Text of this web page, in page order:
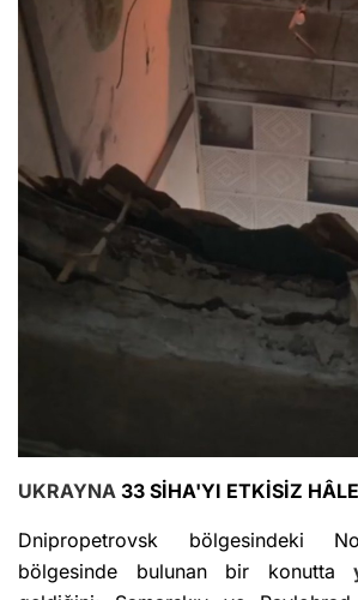
UKRAYNA 33 SİHA'YI ETKİSİZ
Dnipropetrovsk bölgesindeki
bölgesinde bulunan bir konutta